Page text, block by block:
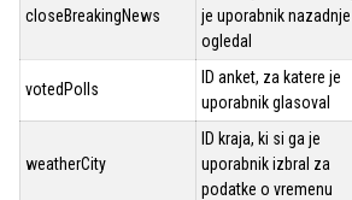
closeBreakingNews
je uporabnik nazadnje
ogledal
votedPolls
ID anket, za katere je
uporabnik glasoval
weatherCity
ID kraja, ki si ga je
uporabnik izbral za
podatke o vremenu